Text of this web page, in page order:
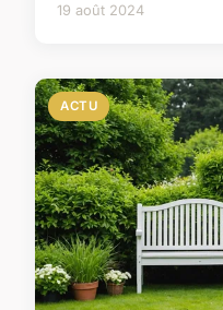
19 août 2024
ACTU